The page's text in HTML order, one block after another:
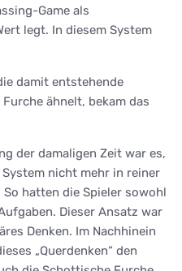
Game als
legt. In diesem System
damit entstehende
ähnelt, bekam das
der damaligen Zeit war es,
nicht mehr in reiner
hatten die Spieler sowohl
Dieser Ansatz war
Denken. Im Nachhinein
„Querdenken“ den